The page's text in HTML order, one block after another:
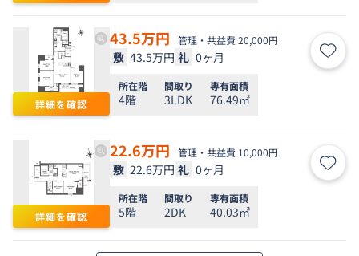
詳細を確認
43.5万円 管理・共益費 20,000円
敷 43.5万円 礼 0ヶ月 お気
所在階
4階
間取り
3LDK
専有面積
76.49㎡
詳細を確認
22.6万円 管理・共益費 10,000円
敷 22.6万円 礼 0ヶ月 お気
所在階
5階
間取り
2DK
専有面積
40.03㎡